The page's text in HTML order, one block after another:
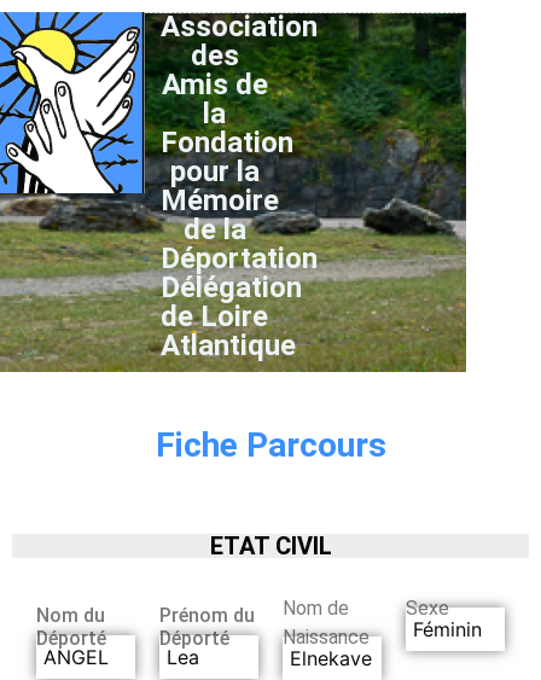
Association
des
Amis de
la
Fondation
pour la
Mémoire
de la
Déportation
Délégation
de Loire
Atlantique
Fiche Parcours
ETAT CIVIL
Nom du
Déporté
ANGEL
Prénom du
Déporté
Lea
Nom de
Naissance
Elnekave
Sexe
Féminin